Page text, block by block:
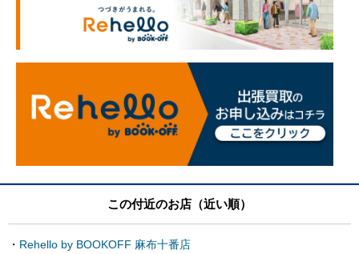
この付近のお店（近い順）
Rehello by BOOKOFF 麻布十番店